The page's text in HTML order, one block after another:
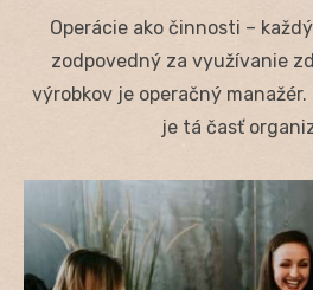
Operácie ako činnosti –
zodpovedný za využívanie
výrobkov je operačný
je tá časť